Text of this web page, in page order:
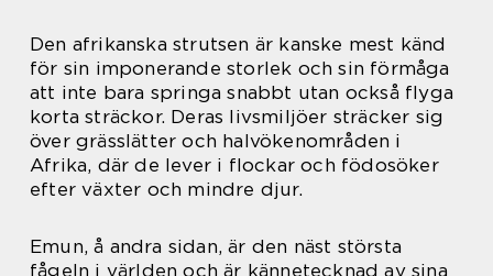
Den afrikanska strutsen är kanske mest känd
för sin imponerande storlek och sin förmåga
att inte bara springa snabbt utan också flyga
korta sträckor. Deras livsmiljöer sträcker sig
över grässlätter och halvökenområden i
Afrika, där de lever i flockar och födosöker
efter växter och mindre djur.
Emun, å andra sidan, är den näst största
fågeln i världen och är kännetecknad av sina